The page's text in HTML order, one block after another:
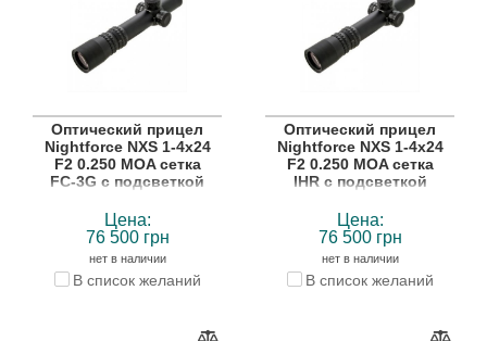
Оптический прицел
Nightforce NXS 1-4x24
F2 0.250 MOA сетка
FC-3G с подсветкой
Цена:
76 500 грн
нет в наличии
В список желаний
Оптический прицел
Nightforce NXS 1-4x24
F2 0.250 MOA сетка
IHR с подсветкой
Цена:
76 500 грн
нет в наличии
В список желаний